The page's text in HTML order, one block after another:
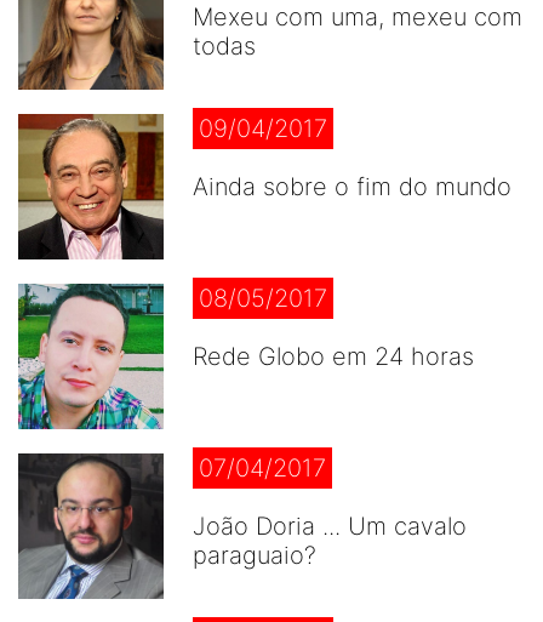
Mexeu com uma, mexeu com
todas
09/04/2017
Ainda sobre o fim do mundo
08/05/2017
Rede Globo em 24 horas
07/04/2017
João Doria ... Um cavalo
paraguaio?